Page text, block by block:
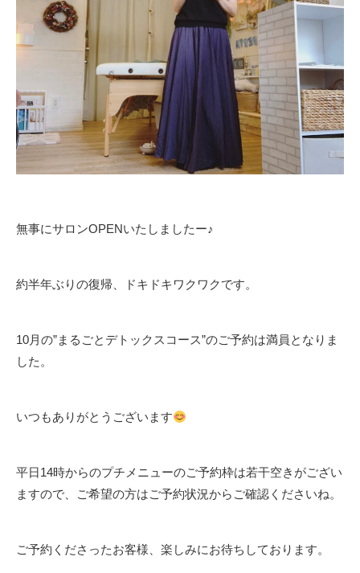
無事にサロンOPENいたしましたー♪
約半年ぶりの復帰、ドキドキワクワクです。
10月の”まるごとデトックスコース”のご予約は満員となりま
した。
いつもありがとうございます
平日14時からのプチメニューのご予約枠は若干空きがござい
ますので、ご希望の方はご予約状況からご確認くださいね。
ご予約くださったお客様、楽しみにお待ちしております。